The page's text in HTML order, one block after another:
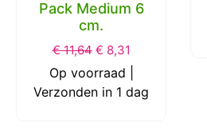
Pack Medium 6
cm.
€11,64 € 8,31
Op voorraad |
Verzonden in 1 dag